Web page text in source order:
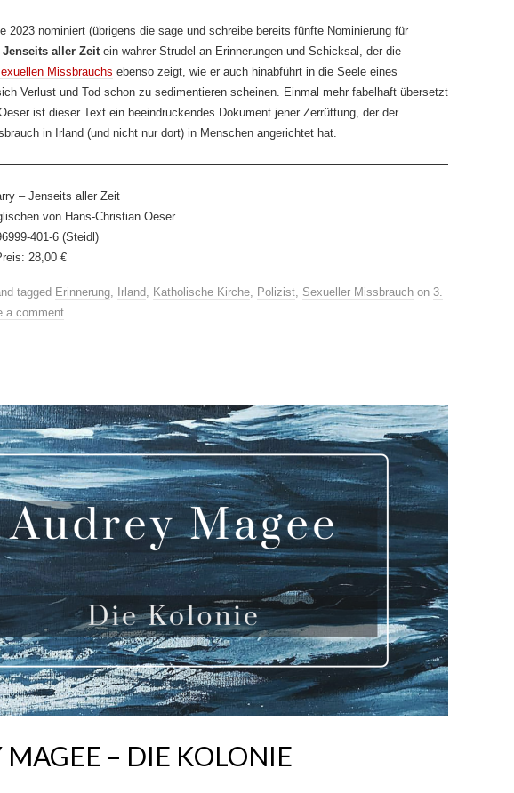
2023 nominiert (übrigens die sage und schreibe bereits fünfte Nominierung für
Jenseits aller Zeitein wahrer Strudel an Erinnerungen und Schicksal, der die
Missbrauchs ebenso zeigt, wie er auch hinabführt in die Seele eines
Verlust und Tod schon zu sedimentieren scheinen. Einmal mehr fabelhaft übersetzt
ist dieser Text ein beeindruckendes Dokument jener Zerrüttung, der der
in Irland (und nicht nur dort) in Menschen angerichtet hat.
– Jenseits aller Zeit
von Hans-Christian Oeser
401-6 (Steidl)
28,00 €
tagged Erinnerung, Irland, Katholische Kirche, Polizist, Sexueller Missbrauch on 3.
a comment
MAGEE – DIE KOLONIE